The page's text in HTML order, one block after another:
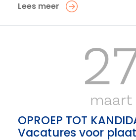
Lees meer
maart
OPROEP TOT
Vacatures voor